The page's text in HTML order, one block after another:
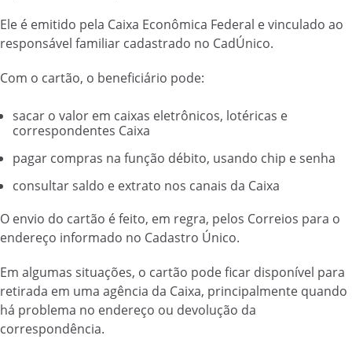
Ele é emitido pela Caixa Econômica Federal e vinculado ao
responsável familiar cadastrado no CadÚnico.
Com o cartão, o beneficiário pode:
sacar o valor em caixas eletrônicos, lotéricas e
correspondentes Caixa
pagar compras na função débito, usando chip e senha
consultar saldo e extrato nos canais da Caixa
O envio do cartão é feito, em regra, pelos Correios para o
endereço informado no Cadastro Único.
Em algumas situações, o cartão pode ficar disponível para
retirada em uma agência da Caixa, principalmente quando
há problema no endereço ou devolução da
correspondência.